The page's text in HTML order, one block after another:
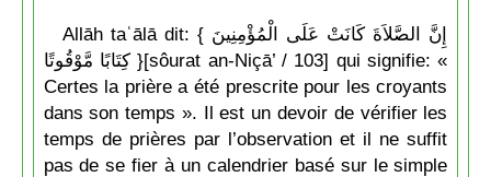
Allāh taʿālā dit: { إِنَّ الصَّلاَةَ كَانَتْ عَلَى الْمُؤْمِنِينَ
كِتَابًا مَّوْقُوتًا }[sôurat an-Niçā’ / 103] qui signifie: «
Certes la prière a été prescrite pour les croyants
dans son temps ». Il est un devoir de vérifier les
temps de prières par l’observation et il ne suffit
pas de se fier à un calendrier basé sur le simple